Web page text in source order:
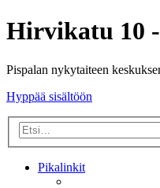
Hirvikatu 10
Pispalan nykytaiteen
Hyppää sisältöön
Pikalinkit